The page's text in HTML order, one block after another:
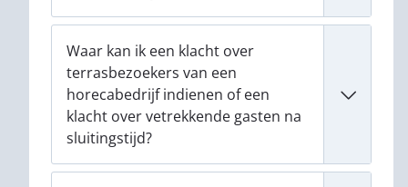
Waar kan ik een klacht over
terrasbezoekers van een
horecabedrijf indienen of een
klacht over vetrekkende gasten na
sluitingstijd?